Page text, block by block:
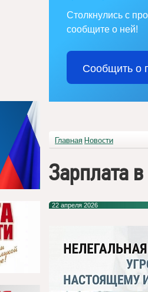
Столкнулись с
сообщите о ней!
Сообщить о
Главная Новости
Зарплата
22 апреля 2026